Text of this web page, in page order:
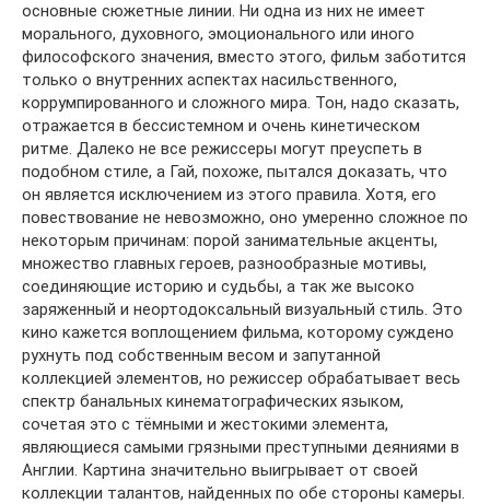
основные сюжетные линии. Ни одна из них не имеет
морального, духовного, эмоционального или иного
философского значения, вместо этого, фильм заботится
только о внутренних аспектах насильственного,
коррумпированного и сложного мира. Тон, надо сказать,
отражается в бессистемном и очень кинетическом
ритме. Далеко не все режиссеры могут преуспеть в
подобном стиле, а Гай, похоже, пытался доказать, что
он является исключением из этого правила. Хотя, его
повествование не невозможно, оно умеренно сложное по
некоторым причинам: порой занимательные акценты,
множество главных героев, разнообразные мотивы,
соединяющие историю и судьбы, а так же высоко
заряженный и неортодоксальный визуальный стиль. Это
кино кажется воплощением фильма, которому суждено
рухнуть под собственным весом и запутанной
коллекцией элементов, но режиссер обрабатывает весь
спектр банальных кинематографических языком,
сочетая это с тёмными и жестокими элемента,
являющиеся самыми грязными преступными деяниями в
Англии. Картина значительно выигрывает от своей
коллекции талантов, найденных по обе стороны камеры.